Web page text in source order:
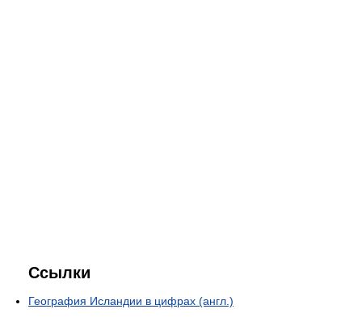
Ссылки
География Исландии в цифрах (англ.)